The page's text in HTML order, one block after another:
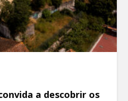
a descobrir os